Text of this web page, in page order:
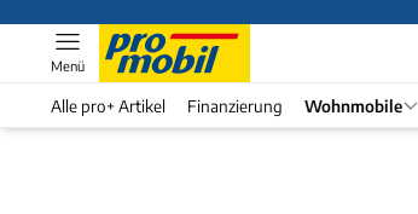
Menü
Alle pro+ Artikel Finanzierung Wohnmobile